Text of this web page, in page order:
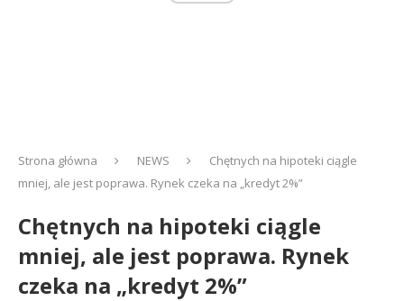
Strona główna NEWS
Chętnych na hipoteki ciągle
mniej, ale jest poprawa. Rynek czeka na „kredyt 2%”
Chętnych na hipoteki ciągle
mniej, ale jest poprawa. Rynek
czeka na „kredyt 2%”